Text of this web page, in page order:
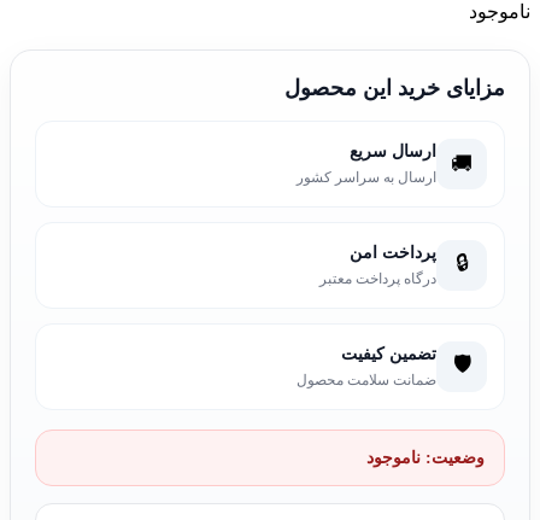
ناموجود
مزایای خرید این محصول
🚚 ارسال سریع
ارسال به سراسر کشور
🔒 پرداخت امن
درگاه پرداخت معتبر
🛡️ تضمین کیفیت
ضمانت سلامت محصول
وضعیت: ناموجود